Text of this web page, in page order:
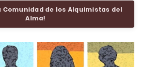
Comunidad de los Alquimistas del
Alma!